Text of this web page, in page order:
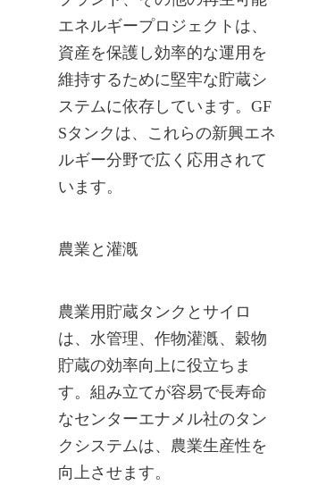
エネルギープロジェクトは、
資産を保護し効率的な運用を
維持するために堅牢な貯蔵シ
ステムに依存しています。GF
Sタンクは、これらの新興エネ
ルギー分野で広く応用されて
います。
農業と灌漑
農業用貯蔵タンクとサイロ
は、水管理、作物灌漑、穀物
貯蔵の効率向上に役立ちま
す。組み立てが容易で長寿命
なセンターエナメル社のタン
クシステムは、農業生産性を
向上させます。